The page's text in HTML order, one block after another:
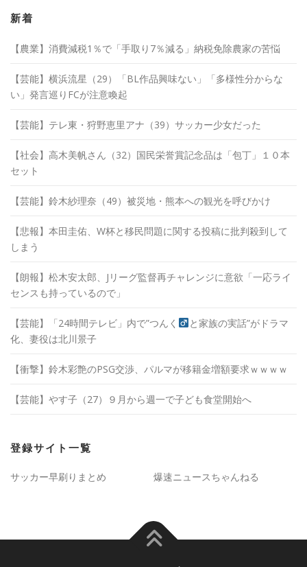
ブ
新着
【農業】消費減税1％で「手取り7％減る」納税免除農家の苦悩
【芸能】横浜流星（29）「BL作品興味ない」「多様性分からな
い」発言巡りFCが注意喚起
【芸能】テレ東・狩野恵里アナ（39）サッカー少女だった
【社会】高木美帆さん（32）国民栄誉賞記念品は「包丁」１０本
セット
【芸能】鈴木紗理奈（49）被災地・熊本への観光を呼びかけ
【悲報】本田圭佑、W杯と移民問題に関する投稿に批判殺到して
しまう
【朗報】松木安太郎、Jリーグ監督再チャレンジに意欲「一応ライ
センスも持っているので」
【芸能】「24時間テレビ」内で”つんく
と家族の実話”がドラマ
化、妻役は北川景子
【衝撃】鈴木彩艶のPSG交渉、パルマが移籍金増額要求ｗｗｗｗ
【芸能】やす子（27）９月から週一で子ども食堂開始へ
登録サイト一覧
サッカー早刷りまとめ 爆速ニュースちゃんねる